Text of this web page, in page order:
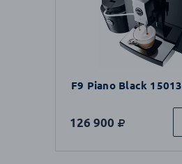
F9 Piano Black 15013
126 900